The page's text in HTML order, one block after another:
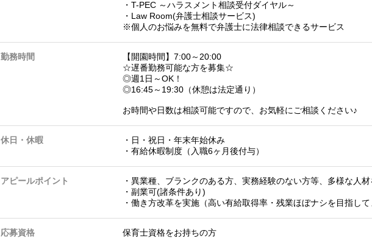
・T-PEC ～ハラスメント相談受付ダイヤル～
・Law Room(弁護士相談サービス)
※個人のお悩みを無料で弁護士に法律相談できるサービス
勤務時間
【開園時間】7:00～20:00
☆遅番勤務可能な方を募集☆
◎週1日～OK！
◎16:45～19:30（休憩は法定通り）
お時間や日数は相談可能ですので、お気軽にご相談ください♪
休日・休暇
・日・祝日・年末年始休み
・有給休暇制度（入職6ヶ月後付与）
アピールポイント
・異業種、ブランクのある方、実務経験のない方等、多様な人
・副業可(諸条件あり)
・働き方改革を実施（高い有給取得率・残業ほぼナシを目指し
応募資格 保育士資格をお持ちの方